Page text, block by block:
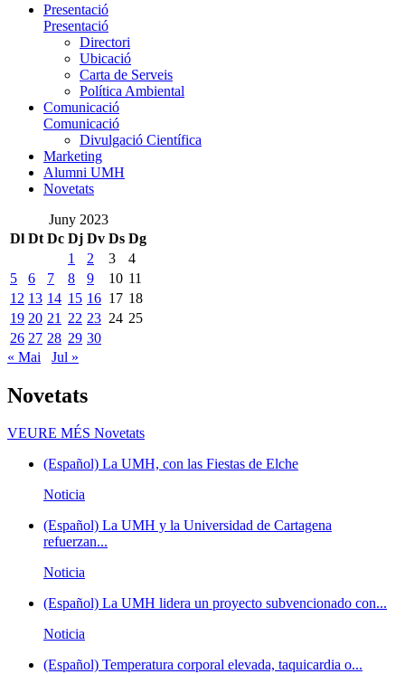
Presentació
Presentació
Directori
Ubicació
Carta de Serveis
Política Ambiental
Comunicació
Comunicació
Divulgació Científica
Marketing
Alumni UMH
Novetats
Juny 2023
Dl Dt Dc Dj Dv Ds Dg
1
2 3
4
5
6 7 8 9 10 11
12 13 14 15 16 17 18
19 20 21 22 23 24 25
26 27 28 29 30
« Mai
Jul »
Novetats
VEURE MÉS Novetats
(Español) La UMH, con las Fiestas de Elche
Noticia
(Español) La UMH y la Universidad de Cartagena
refuerzan...
Noticia
(Español) La UMH lidera un proyecto subvencionado con...
Noticia
(Español) Temperatura corporal elevada, taquicardia o...